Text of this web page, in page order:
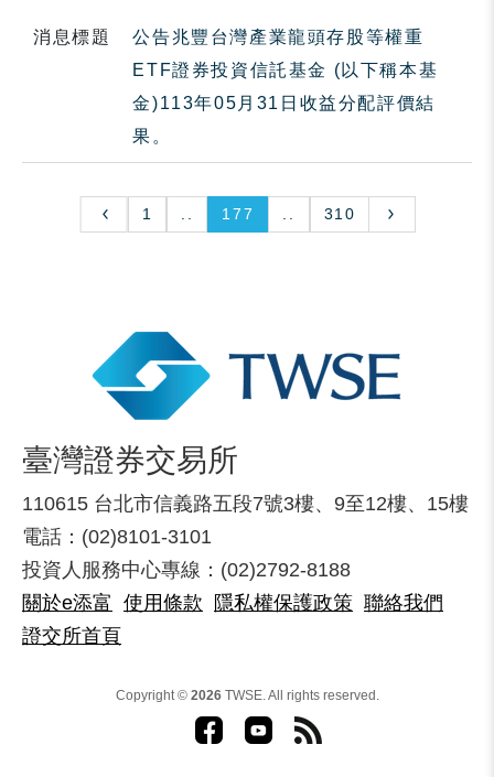
消息標題
公告兆豐台灣產業龍頭存股等權重
ETF證券投資信託基金 (以下稱本基
金)113年05月31日收益分配評價結
果。
1 177 310
臺灣證券交易所
110615 台北市信義路五段7號3樓、9至12樓、15樓
電話：(02)8101-3101
投資人服務中心專線：(02)2792-8188
關於e添富 使用條款 隱私權保護政策 聯絡我們
證交所首頁
Copyright © 2026TWSE. All rights reserved.